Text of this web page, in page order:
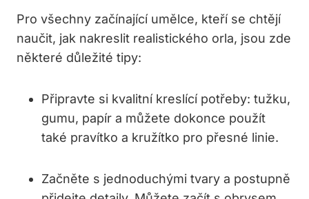
Pro všechny začínající umělce, kteří se chtějí
naučit, jak nakreslit realistického orla, jsou zde
některé důležité tipy:
Připravte si kvalitní kreslící potřeby: tužku,
gumu, papír a můžete dokonce použít
také pravítko a kružítko pro přesné linie.
Začněte s jednoduchými tvary a postupně